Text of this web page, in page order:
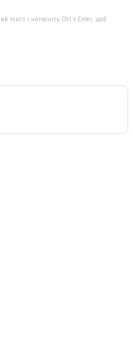
текст і натисніть Ctrl + Enter, щоб